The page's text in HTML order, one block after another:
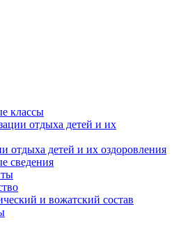
классы
отдыха детей и их
отдыха детей и их оздоровления
сведения
и вожатский состав